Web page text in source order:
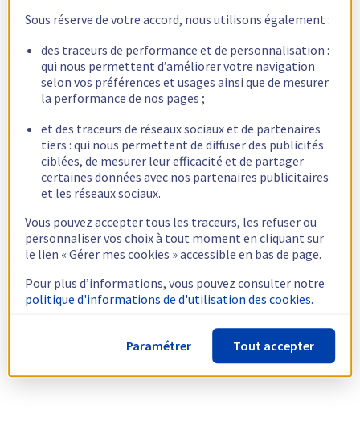
Sous réserve de votre accord, nous utilisons également :
des traceurs de performance et de personnalisation :
qui nous permettent d’améliorer votre navigation
selon vos préférences et usages ainsi que de mesurer
la performance de nos pages ;
et des traceurs de réseaux sociaux et de partenaires
tiers : qui nous permettent de diffuser des publicités
ciblées, de mesurer leur efficacité et de partager
certaines données avec nos partenaires publicitaires
et les réseaux sociaux.
Vous pouvez accepter tous les traceurs, les refuser ou
personnaliser vos choix à tout moment en cliquant sur
le lien « Gérer mes cookies » accessible en bas de page.
Pour plus d’informations, vous pouvez consulter notre
politique d'informations de d'utilisation des cookies.
Paramétrer Tout accepter